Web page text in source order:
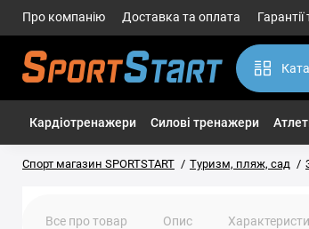
Про компанію Доставка та оплата
Кардіотренажери Силові тренажери
Спорт магазин SPORTSTART Туризм, пляж, сад
Все про товар Опис